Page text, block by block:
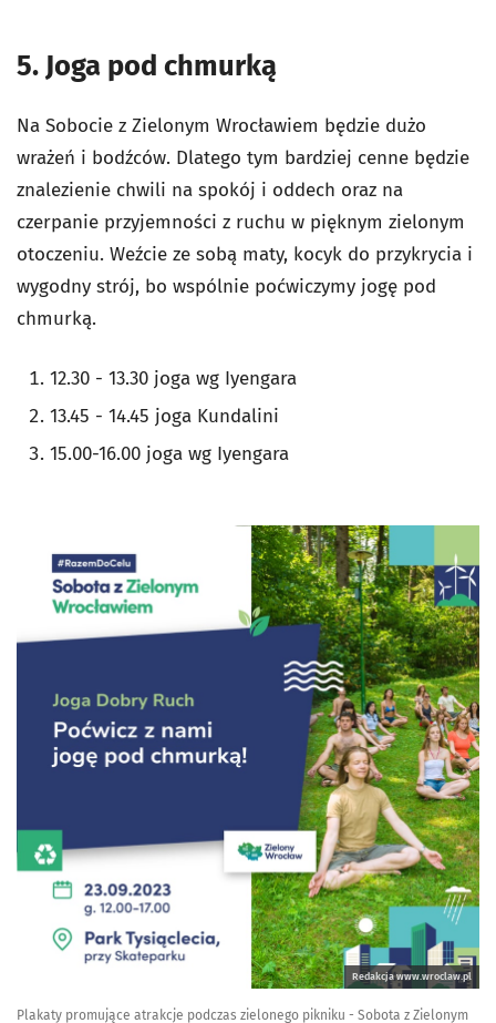
5. Joga pod chmurką
Na Sobocie z Zielonym Wrocławiem będzie dużo
wrażeń i bodźców. Dlatego tym bardziej cenne będzie
znalezienie chwili na spokój i oddech oraz na
czerpanie przyjemności z ruchu w pięknym zielonym
otoczeniu. Weźcie ze sobą maty, kocyk do przykrycia i
wygodny strój, bo wspólnie poćwiczymy jogę pod
chmurką.
12.30 - 13.30 joga wg Iyengara
13.45 - 14.45 joga Kundalini
15.00-16.00 joga wg Iyengara
Redakcja www.wroclaw.pl
Plakaty promujące atrakcje podczas zielonego pikniku - Sobota z Zielonym